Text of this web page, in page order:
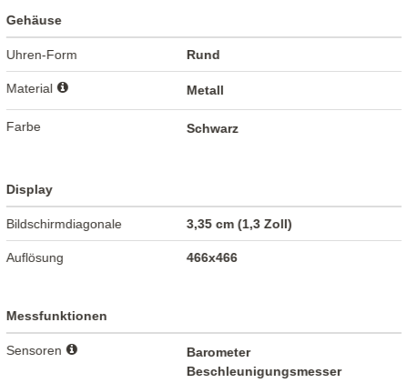
Gehäuse
Uhren-Form Rund
Material Metall
Farbe Schwarz
Display
Bildschirmdiagonale 3,35 cm (1,3 Zoll)
Auflösung 466x466
Messfunktionen
Sensoren
Barometer
Beschleunigungsmesser